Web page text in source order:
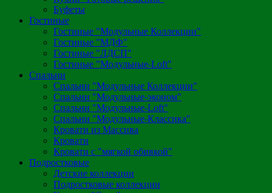
Буфеты
Гостиные
Гостиные "Модульные Коллекции"
Гостиные "МДФ"
Гостиные "ЛДСП"
Гостиные "Модульные-Loft"
Спальни
Спальни "Модульные Коллекции"
Спальни "Модульные-эконом"
Спальни "Модульные-Loft"
Спальни "Модульные-Классика"
Кровати из Массива
Кровати
Кровати с "мягкой обивкой"
Подростковые
Детские коллекции
Подростковые коллекции